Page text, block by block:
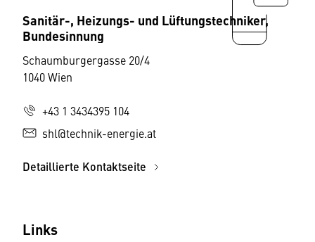
Sanitär-, Heizungs- und Lüftungstechniker,
Bundesinnung
Schaumburgergasse 20/4
1040 Wien
+43 1 3434395 104
shl@technik-energie.at
Detaillierte Kontaktseite
Links